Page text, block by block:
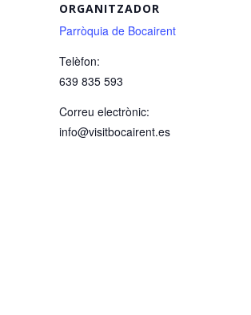
ORGANITZADOR
Parròquia de Bocairent
Telèfon:
639 835 593
Correu electrònic:
info@visitbocairent.es